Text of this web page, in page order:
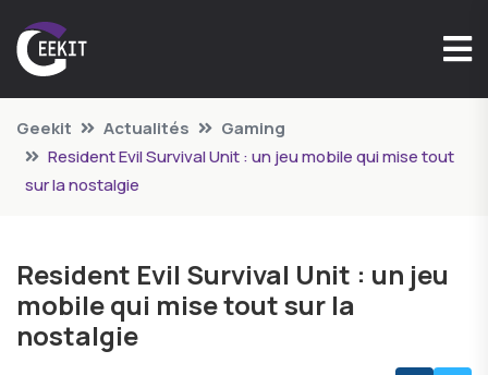
Geekit Actualités
Gaming
Resident Evil Survival Unit : un jeu mobile qui mise tout
sur la nostalgie
Resident Evil Survival Unit : un jeu
mobile qui mise tout sur la
nostalgie